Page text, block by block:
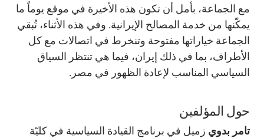
مع الجماعة، بأمل أن تكون هذه الأخيرة في موقع يوماً ما
يمكّنها من خدمة المصالح الإيرانية. وفي هذه الأثناء، تُبقي
الجماعة خياراتها مفتوحة وتنخرط في اتصالات مع كل
الأطراف، بما في ذلك إيران، فيما هي تنتظر السياق
السياسي المناسب لإعادة الظهور في مصر.
حول المؤلفين
تامر بدوي زميل في برنامج القيادة السياسية في كليّة